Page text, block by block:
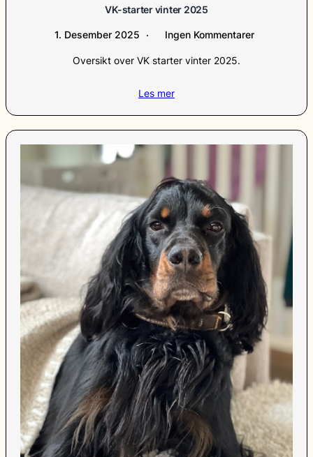
VK-starter vinter 2025
1. Desember 2025 Ingen Kommentarer
Oversikt over VK starter vinter 2025.
Les mer